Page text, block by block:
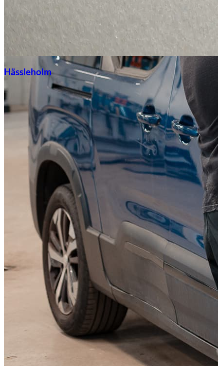
KGM Pickups
Fordonstyp
PickupTransportbilPersonbil
Visa alla fordon
Hässleholm